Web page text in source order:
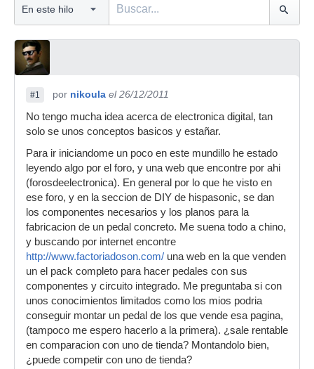
#1 por nikoula el 26/12/2011
No tengo mucha idea acerca de electronica digital, tan
solo se unos conceptos basicos y estañar.
Para ir iniciandome un poco en este mundillo he estado
leyendo algo por el foro, y una web que encontre por ahi
(forosdeelectronica). En general por lo que he visto en
ese foro, y en la seccion de DIY de hispasonic, se dan
los componentes necesarios y los planos para la
fabricacion de un pedal concreto. Me suena todo a chino,
y buscando por internet encontre
http://www.factoriadoson.com/ una web en la que venden
un el pack completo para hacer pedales con sus
componentes y circuito integrado. Me preguntaba si con
unos conocimientos limitados como los mios podria
conseguir montar un pedal de los que vende esa pagina,
(tampoco me espero hacerlo a la primera). ¿sale rentable
en comparacion con uno de tienda? Montandolo bien,
¿puede competir con uno de tienda?